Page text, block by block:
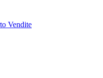
Vendite